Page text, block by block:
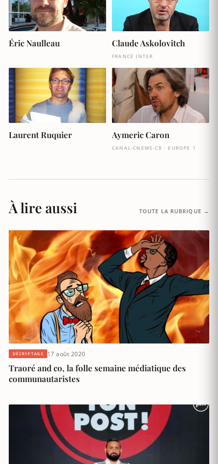
Éric Naulleau Claude Askolovitch
FRANCE INTER
Laurent Ruquier Aymeric Caron
CANAL-CNEWS-C8 · EUROPE 1
À lire aussi TOUTE LA RUBRIQUE →
DÉCRYPTAGE 17 août 2020
Traoré and co, la folle semaine médiatique des
communautaristes